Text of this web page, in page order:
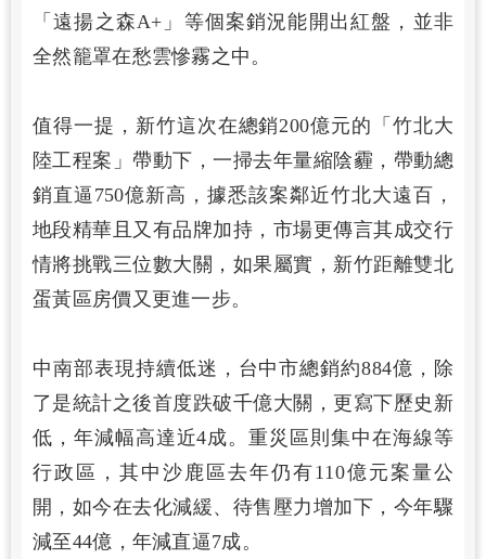
「遠揚之森A+」等個案銷況能開出紅盤，並非
全然籠罩在愁雲慘霧之中。
值得一提，新竹這次在總銷200億元的「竹北大
陸工程案」帶動下，一掃去年量縮陰霾，帶動總
銷直逼750億新高，據悉該案鄰近竹北大遠百，
地段精華且又有品牌加持，市場更傳言其成交行
情將挑戰三位數大關，如果屬實，新竹距離雙北
蛋黃區房價又更進一步。
中南部表現持續低迷，台中市總銷約884億，除
了是統計之後首度跌破千億大關，更寫下歷史新
低，年減幅高達近4成。重災區則集中在海線等
行政區，其中沙鹿區去年仍有110億元案量公
開，如今在去化減緩、待售壓力增加下，今年驟
減至44億，年減直逼7成。